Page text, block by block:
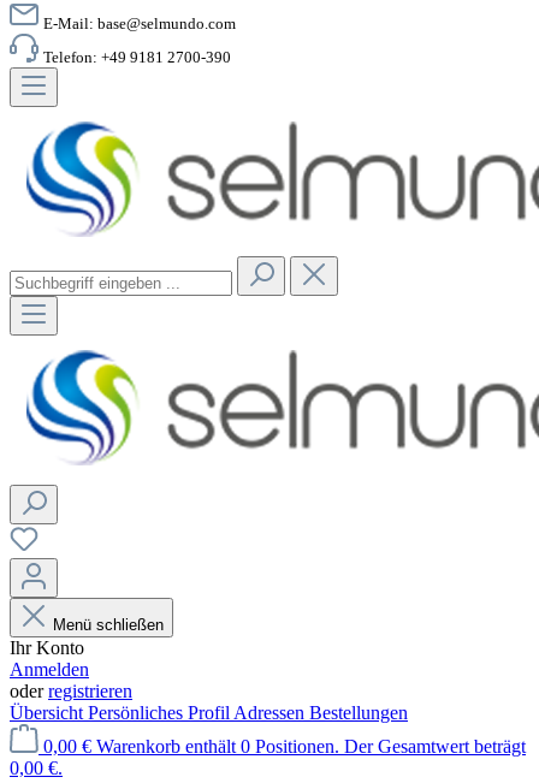
E-Mail: base@selmundo.com
Telefon: +49 9181 2700-390
Menü schließen
Ihr Konto
Anmelden
oderregistrieren
Übersicht Persönliches Profil Adressen Bestellungen
0,00 € Warenkorb enthält 0 Positionen. Der Gesamtwert beträgt
0,00 €.